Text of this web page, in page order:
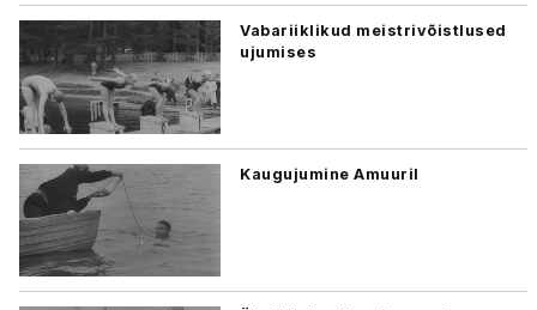
Vabariiklikud meistrivõistlused
ujumises
Kaugujumine Amuuril